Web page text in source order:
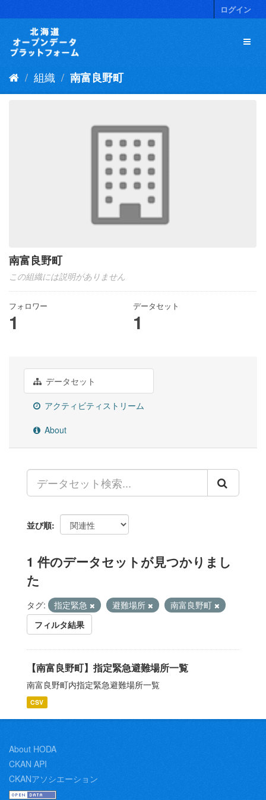
キ
ログイン
組織 南富良野町
南富良野町
この組織には説明がありません
フォロワー
1
データセット
1
データセット
アクティビティストリーム
About
並び順
1 件のデータセットが見つかりまし
た
タグ: 指定緊急 避難場所
南富良野町
フィルタ結果
【南富良野町】指定緊急避難場所一覧
南富良野町内指定緊急避難場所一覧
CSV
About HODA
CKAN API
CKANアソシエーション